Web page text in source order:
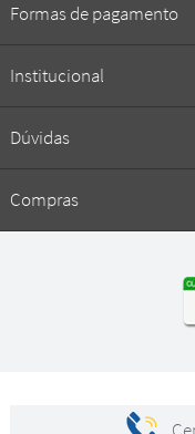
Formas de pagamento
Institucional
Dúvidas
Compras